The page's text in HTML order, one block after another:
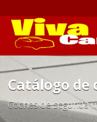
Catálogo de
Coches de segunda